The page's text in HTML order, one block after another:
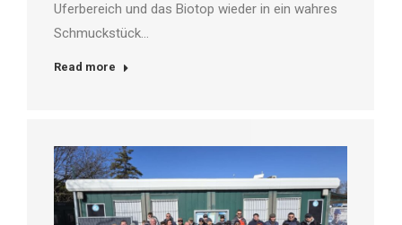
Uferbereich und das Biotop wieder in ein wahres
Schmuckstück…
Read more